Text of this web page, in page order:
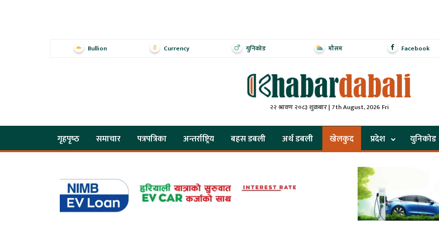
Bullion Currency युनिकोड मौसम Facebook
२२ श्रावण २०८३ शुक्रबार | 7th August, 2026 Fri
गृहपृष्‍ठ समाचार पत्रपत्रिका अन्तर्राष्ट्रिय बहस डबली अर्थ डबली खेलकुद प्रदेश युनिकोड